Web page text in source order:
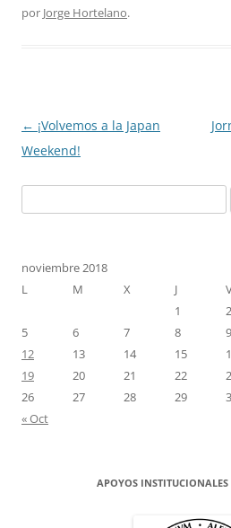
por Jorge Hortelano.
Navegación
de
← ¡Volvemos a la Japan
Weekend!
noviembre 2018
L
M X J
1
2
5
6 7 8 9
12
13 14 15
19
20 21 22
26
27 28 29
« Oct
APOYOS